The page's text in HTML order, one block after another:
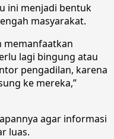
ini menjadi bentuk
masyarakat.
memanfaatkan
lagi bingung atau
pengadilan, karena
ke mereka,”
agar informasi
luas.